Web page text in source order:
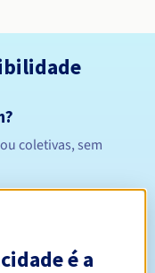
coletivas, sem
Entre 1 e 10 anos
é a